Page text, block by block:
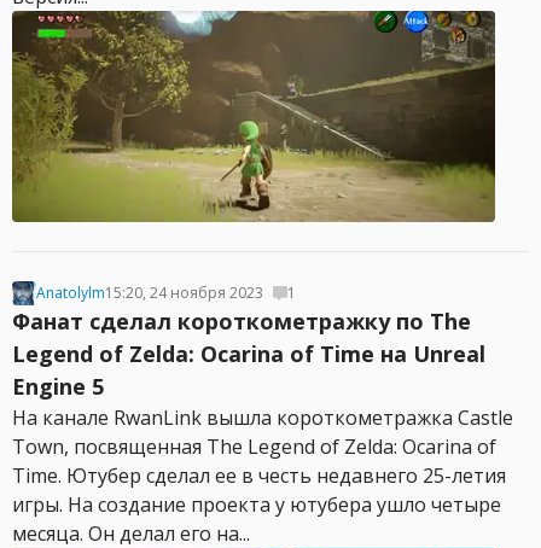
Anatolylm15:20, 24 ноября 2023 1
Фанат сделал короткометражку по The
Legend of Zelda: Ocarina of Time на Unreal
Engine 5
На канале RwanLink вышла короткометражка Castle
Town, посвященная The Legend of Zelda: Ocarina of
Time. Ютубер сделал ее в честь недавнего 25-летия
игры. На создание проекта у ютубера ушло четыре
месяца. Он делал его на...